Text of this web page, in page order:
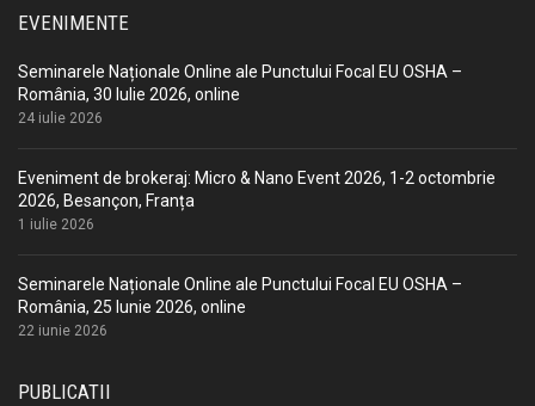
EVENIMENTE
Seminarele Naționale Online ale Punctului Focal EU OSHA –
România, 30 Iulie 2026, online
24 iulie 2026
Eveniment de brokeraj: Micro & Nano Event 2026, 1-2 octombrie
2026, Besançon, Franța
1 iulie 2026
Seminarele Naționale Online ale Punctului Focal EU OSHA –
România, 25 Iunie 2026, online
22 iunie 2026
PUBLICATII